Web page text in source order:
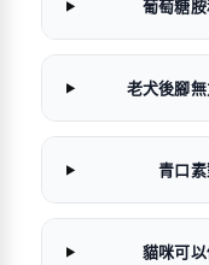
葡萄糖
老犬後腳
青口
貓咪可